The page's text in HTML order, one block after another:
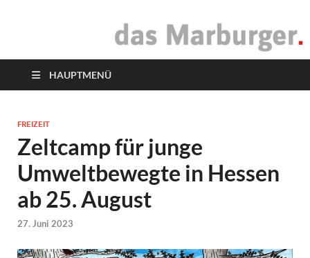
das Marburger.
HAUPTMENÜ
FREIZEIT
Zeltcamp für junge
Umweltbewegte in Hessen
ab 25. August
27. Juni 2023